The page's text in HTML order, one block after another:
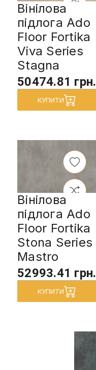
Вінілова
підлога Ado
Floor Fortika
Viva Series
Stagna
50474.81 грн.
КУПИТИ
Вінілова
підлога Ado
Floor Fortika
Stona Series
Mastro
52993.41 грн.
КУПИТИ